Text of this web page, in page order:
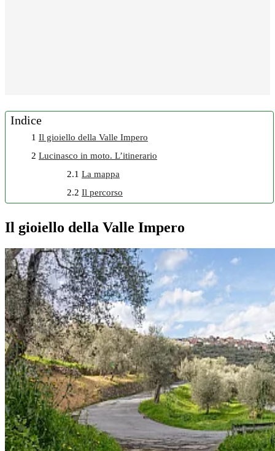
Indice
1 Il gioiello della Valle Impero
2 Lucinasco in moto. L’itinerario
2.1 La mappa
2.2 Il percorso
Il gioiello della Valle Impero